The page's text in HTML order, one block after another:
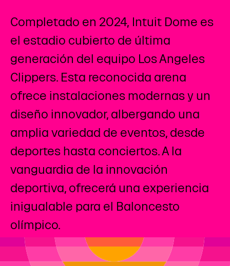
Completado en 2024, Intuit Dome es
el estadio cubierto de última
generación del equipo Los Angeles
Clippers. Esta reconocida arena
ofrece instalaciones modernas y un
diseño innovador, albergando una
amplia variedad de eventos, desde
deportes hasta conciertos. A la
vanguardia de la innovación
deportiva, ofrecerá una experiencia
inigualable para el Baloncesto
olímpico.